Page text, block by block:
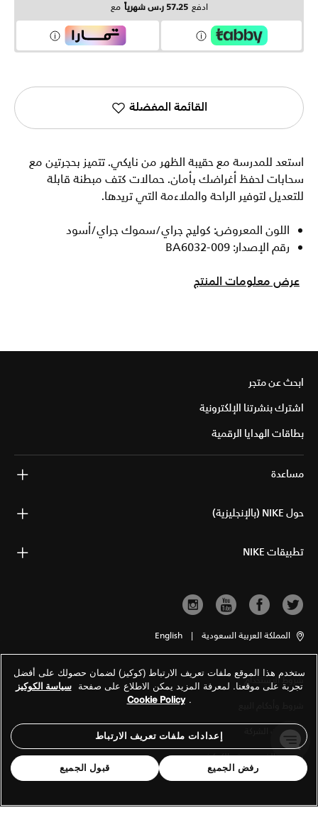
ادفع 57.25 ر.س شهرياً مع
القائمة المفضلة
استعد للمدرسة مع حقيبة الظهر من نايكي. تتميز بحجرتين مع
سحابات لحفظ أغراضك بأمان. حمالات كتف مبطنة قابلة
للتعديل لتوفير الراحة والملاءمة التي تريدها.
اللون المعروض: كوليج جراي/سموك جراي/أسود
رقم الإصدار: BA6032-009
عرض معلومات المنتج
ابحث عن متجر
اشترك بنشرتنا الإلكترونية
بطاقات الهدايا الرقمية
مساعدة
حول NIKE (بالإنجليزية)
تطبيقات NIKE
المملكة العربية السعودية |
English
شروط الاستخدام
معلومات الشركة
سياسة الخصوصية والكوكيز
ستخدم هذا الموقع ملفات تعريف الارتباط (كوكيز) لضمان حصولك على أفضل
تجربة على موقعنا. لمعرفة المزيد يمكن الاطلاع على صفحة سياسة الكوكيز
.
Cookie Policy
إعدادات ملفات تعريف الارتباط
رفض الجميع قبول الجميع